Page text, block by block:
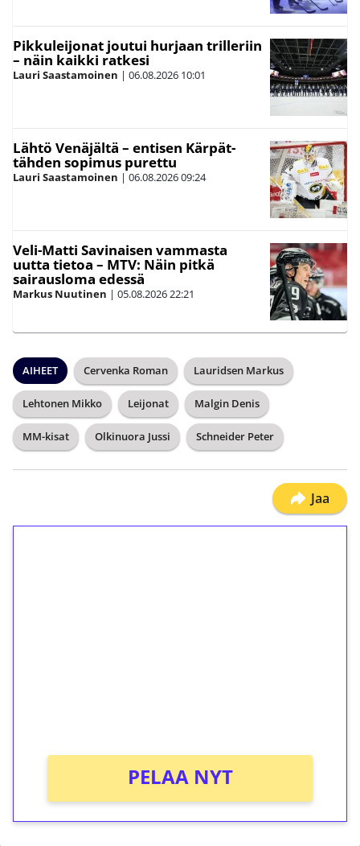
Pikkuleijonat joutui hurjaan trilleriin
– näin kaikki ratkesi
Lauri Saastamoinen | 06.08.2026 10:01
Lähtö Venäjältä – entisen Kärpät-
tähden sopimus purettu
Lauri Saastamoinen | 06.08.202609:24
Veli-Matti Savinaisen vammasta
uutta tietoa – MTV: Näin pitkä
sairausloma edessä
Markus Nuutinen | 05.08.2026 22:21
AIHEET Cervenka Roman Lauridsen Markus
Lehtonen Mikko Leijonat Malgin Denis
MM-kisat Olkinuora Jussi Schneider Peter
Jaa
PELAA NYT